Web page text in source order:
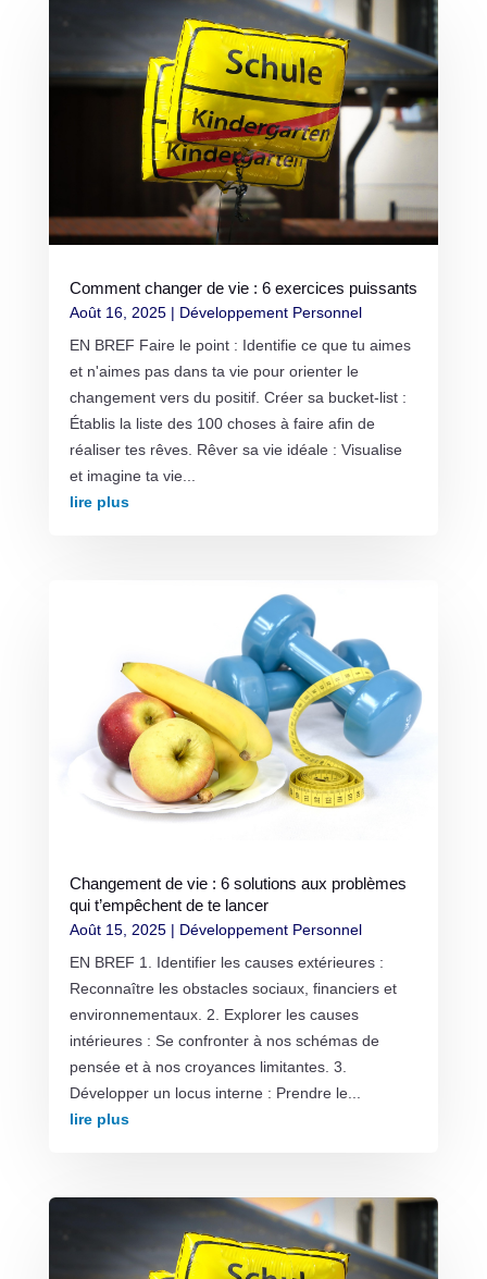
Comment changer de vie : 6 exercices puissants
Août 16, 2025| Développement Personnel
EN BREF Faire le point : Identifie ce que tu aimes
et n'aimes pas dans ta vie pour orienter le
changement vers du positif. Créer sa bucket-list :
Établis la liste des 100 choses à faire afin de
réaliser tes rêves. Rêver sa vie idéale : Visualise
et imagine ta vie...
lire plus
Changement de vie : 6 solutions aux problèmes
qui t’empêchent de te lancer
Août 15, 2025| Développement Personnel
EN BREF 1. Identifier les causes extérieures :
Reconnaître les obstacles sociaux, financiers et
environnementaux. 2. Explorer les causes
intérieures : Se confronter à nos schémas de
pensée et à nos croyances limitantes. 3.
Développer un locus interne : Prendre le...
lire plus